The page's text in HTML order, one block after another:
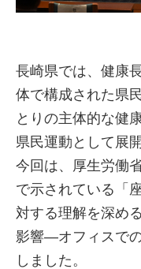
長崎県では、健康
体で構成された県
とりの主体的な健
県民運動として展
今回は、厚生労働
で示されている「
対する理解を深め
影響―オフィスで
しました。